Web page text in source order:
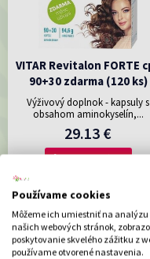
Používame cookies
Môžeme ich umiestniť na
našich webových stránok,
poskytovanie skvelého zážitku z
používame otvorené nastavenia.
VITAR Revitalon FORTE
90+30 zdarma (120 ks)
Výživový doplnok - kapsuly s
obsahom aminokyselín,...
29.13 €